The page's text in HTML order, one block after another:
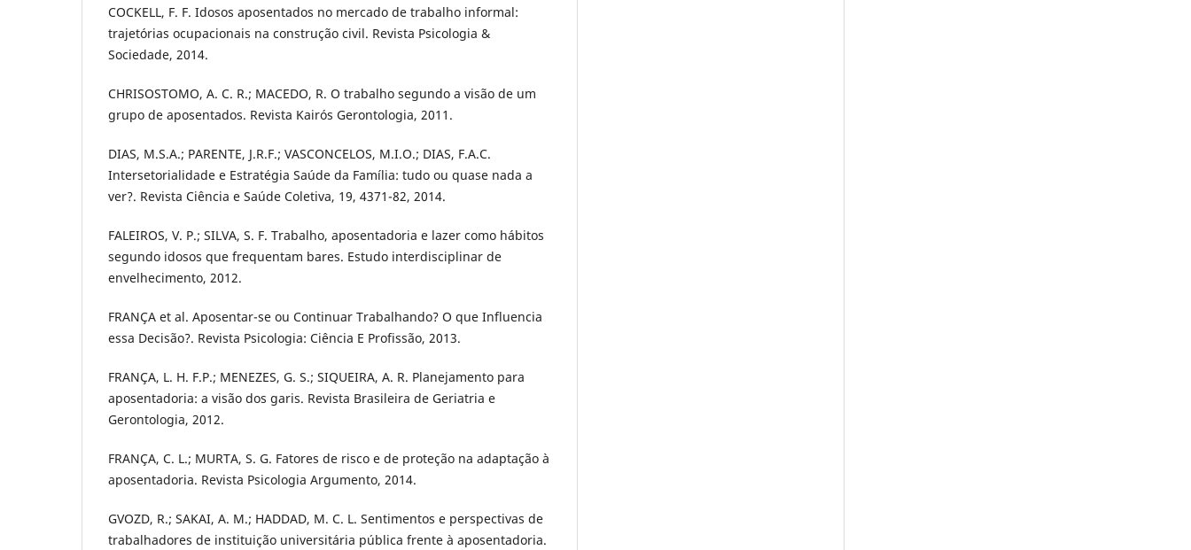
COCKELL, F. F. Idosos aposentados no mercado de trabalho informal:
trajetórias ocupacionais na construção civil. Revista Psicologia &
Sociedade, 2014.
CHRISOSTOMO, A. C. R.; MACEDO, R. O trabalho segundo a visão de um
grupo de aposentados. Revista Kairós Gerontologia, 2011.
DIAS, M.S.A.; PARENTE, J.R.F.; VASCONCELOS, M.I.O.; DIAS, F.A.C.
Intersetorialidade e Estratégia Saúde da Família: tudo ou quase nada a
ver?. Revista Ciência e Saúde Coletiva, 19, 4371-82, 2014.
FALEIROS, V. P.; SILVA, S. F. Trabalho, aposentadoria e lazer como hábitos
segundo idosos que frequentam bares. Estudo interdisciplinar de
envelhecimento, 2012.
FRANÇA et al. Aposentar-se ou Continuar Trabalhando? O que Influencia
essa Decisão?. Revista Psicologia: Ciência E Profissão, 2013.
FRANÇA, L. H. F.P.; MENEZES, G. S.; SIQUEIRA, A. R. Planejamento para
aposentadoria: a visão dos garis. Revista Brasileira de Geriatria e
Gerontologia, 2012.
FRANÇA, C. L.; MURTA, S. G. Fatores de risco e de proteção na adaptação à
aposentadoria. Revista Psicologia Argumento, 2014.
GVOZD, R.; SAKAI, A. M.; HADDAD, M. C. L. Sentimentos e perspectivas de
trabalhadores de instituição universitária pública frente à aposentadoria.